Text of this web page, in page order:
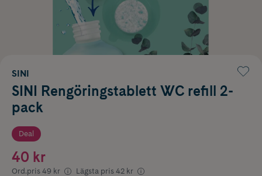
SINI
SINI Rengöringstablett WC refill 2-
pack
Deal
40 kr
Ord.pris 49 kr Lägsta pris 42 kr